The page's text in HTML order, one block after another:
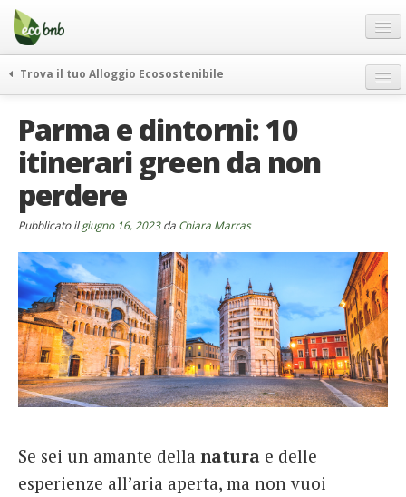
Menu
Salta
contenuto
Offerte Speciali
Regali
FAQ
Chi Siamo
Partner
Contatti
Italiano
German
English
Spanish
Italiano
Trova il tuo Alloggio Ecosostenibile
itinerari
curiosità
vivere e viaggiare verde
news ed eventi
rassegna stampa
Parma e dintorni: 10
itinerari green da non
perdere
Pubblicato ilgiugno 16, 2023da Chiara Marras
Se sei un amante della natura e delle
esperienze all’aria aperta, ma non vuoi